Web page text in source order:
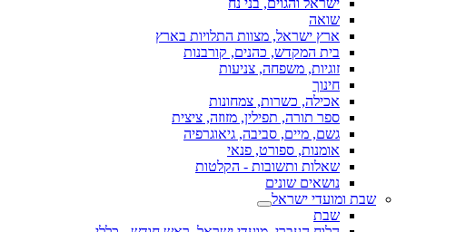
ישראל והגוים, בני נח
שואה
ארץ ישראל, מצוות התלויות בארץ
בית המקדש, כהנים, קורבנות
זוגיות, משפחה, צניעות
חינוך
אכילה, כשרות, צמחונות
ספר תורה, תפילין, מזוזה, ציצית
גשם, מיים, סביבה, גיאוגרפיה
אומנות, ספורט, פנאי
שאלות ותשובות - הקלטות
נושאים שונים
שבת ומועדי ישראל
שבת